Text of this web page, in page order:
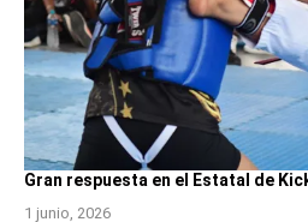
Gran respuesta en el Estatal de
1 junio, 2026